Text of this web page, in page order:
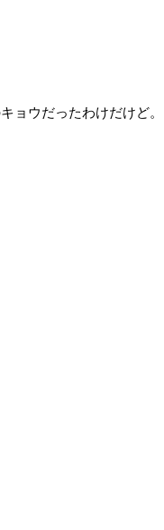
ョウだったわけだけど。